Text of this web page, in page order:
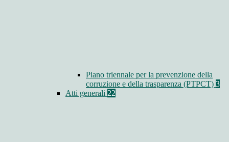
Piano triennale per la prevenzione della
corruzione e della trasparenza (PTPCT) 3
Atti generali 22